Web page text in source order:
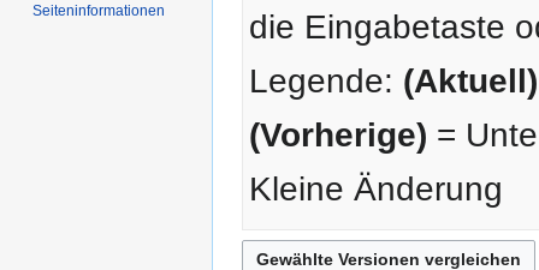
die Eingabetaste
Legende: (Aktuell)
(Vorherige) =
Kleine Änderung
Seiten­­informationen